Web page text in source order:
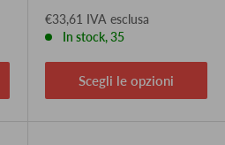
€33,61 IVA esclusa
In stock, 35
Scegli le opzioni